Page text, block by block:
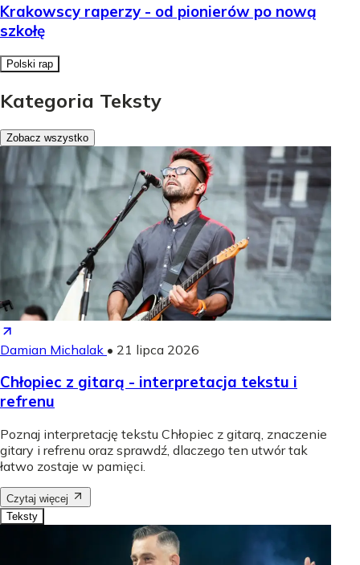
Krakowscy raperzy - od pionierów po nową
szkołę
Polski rap
Kategoria Teksty
Zobacz wszystko
Damian Michalak • 21 lipca 2026
Chłopiec z gitarą - interpretacja tekstu i
refrenu
Poznaj interpretację tekstu Chłopiec z gitarą, znaczenie
gitary i refrenu oraz sprawdź, dlaczego ten utwór tak
łatwo zostaje w pamięci.
Czytaj więcej
Teksty